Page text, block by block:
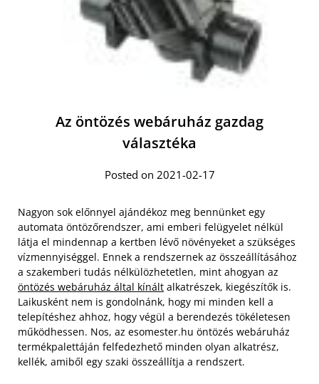
Az öntözés webáruház gazdag
választéka
Posted on 2021-02-17
Nagyon sok előnnyel ajándékoz meg bennünket egy
automata öntözőrendszer, ami emberi felügyelet nélkül
látja el mindennap a kertben lévő növényeket a szükséges
vízmennyiséggel. Ennek a rendszernek az összeállításához
a szakemberi tudás nélkülözhetetlen, mint ahogyan az
öntözés webáruház által kínált alkatrészek, kiegészítők is.
Laikusként nem is gondolnánk, hogy mi minden kell a
telepítéshez ahhoz, hogy végül a berendezés tökéletesen
működhessen. Nos, az esomester.hu öntözés webáruház
termékpalettáján felfedezhető minden olyan alkatrész,
kellék, amiből egy szaki összeállítja a rendszert.